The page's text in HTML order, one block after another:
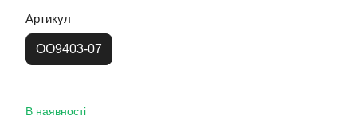
Артикул
OO9403-07
В наявності